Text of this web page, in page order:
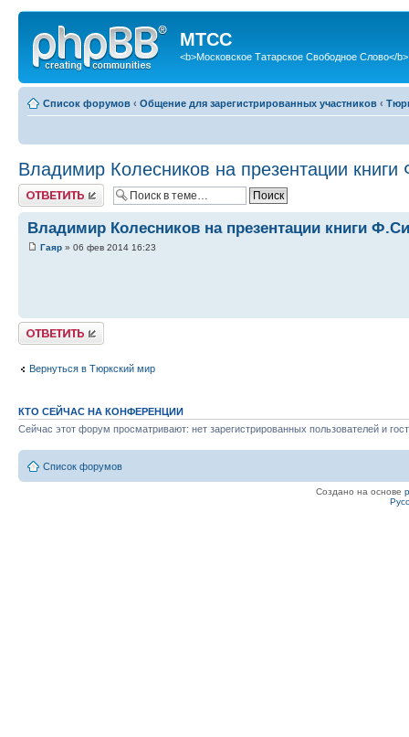
МТСС
<b>Московское Татарское Свободное Слово</b>
Список форумов ‹ Общение для зарегистрированных участников ‹
Владимир Колесников на презентации книги
Ответить
Владимир Колесников на презентации книги
Гаяр » 06 фев 2014 16:23
Ответить
Вернуться в Тюркский мир
КТО СЕЙЧАС НА КОНФЕРЕНЦИИ
Сейчас этот форум просматривают: нет зарегистрированных пользователей и
Список форумов
Создано на основе